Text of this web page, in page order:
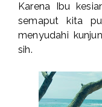
Karena Ibu
semaput kita
menyudahi
sih.